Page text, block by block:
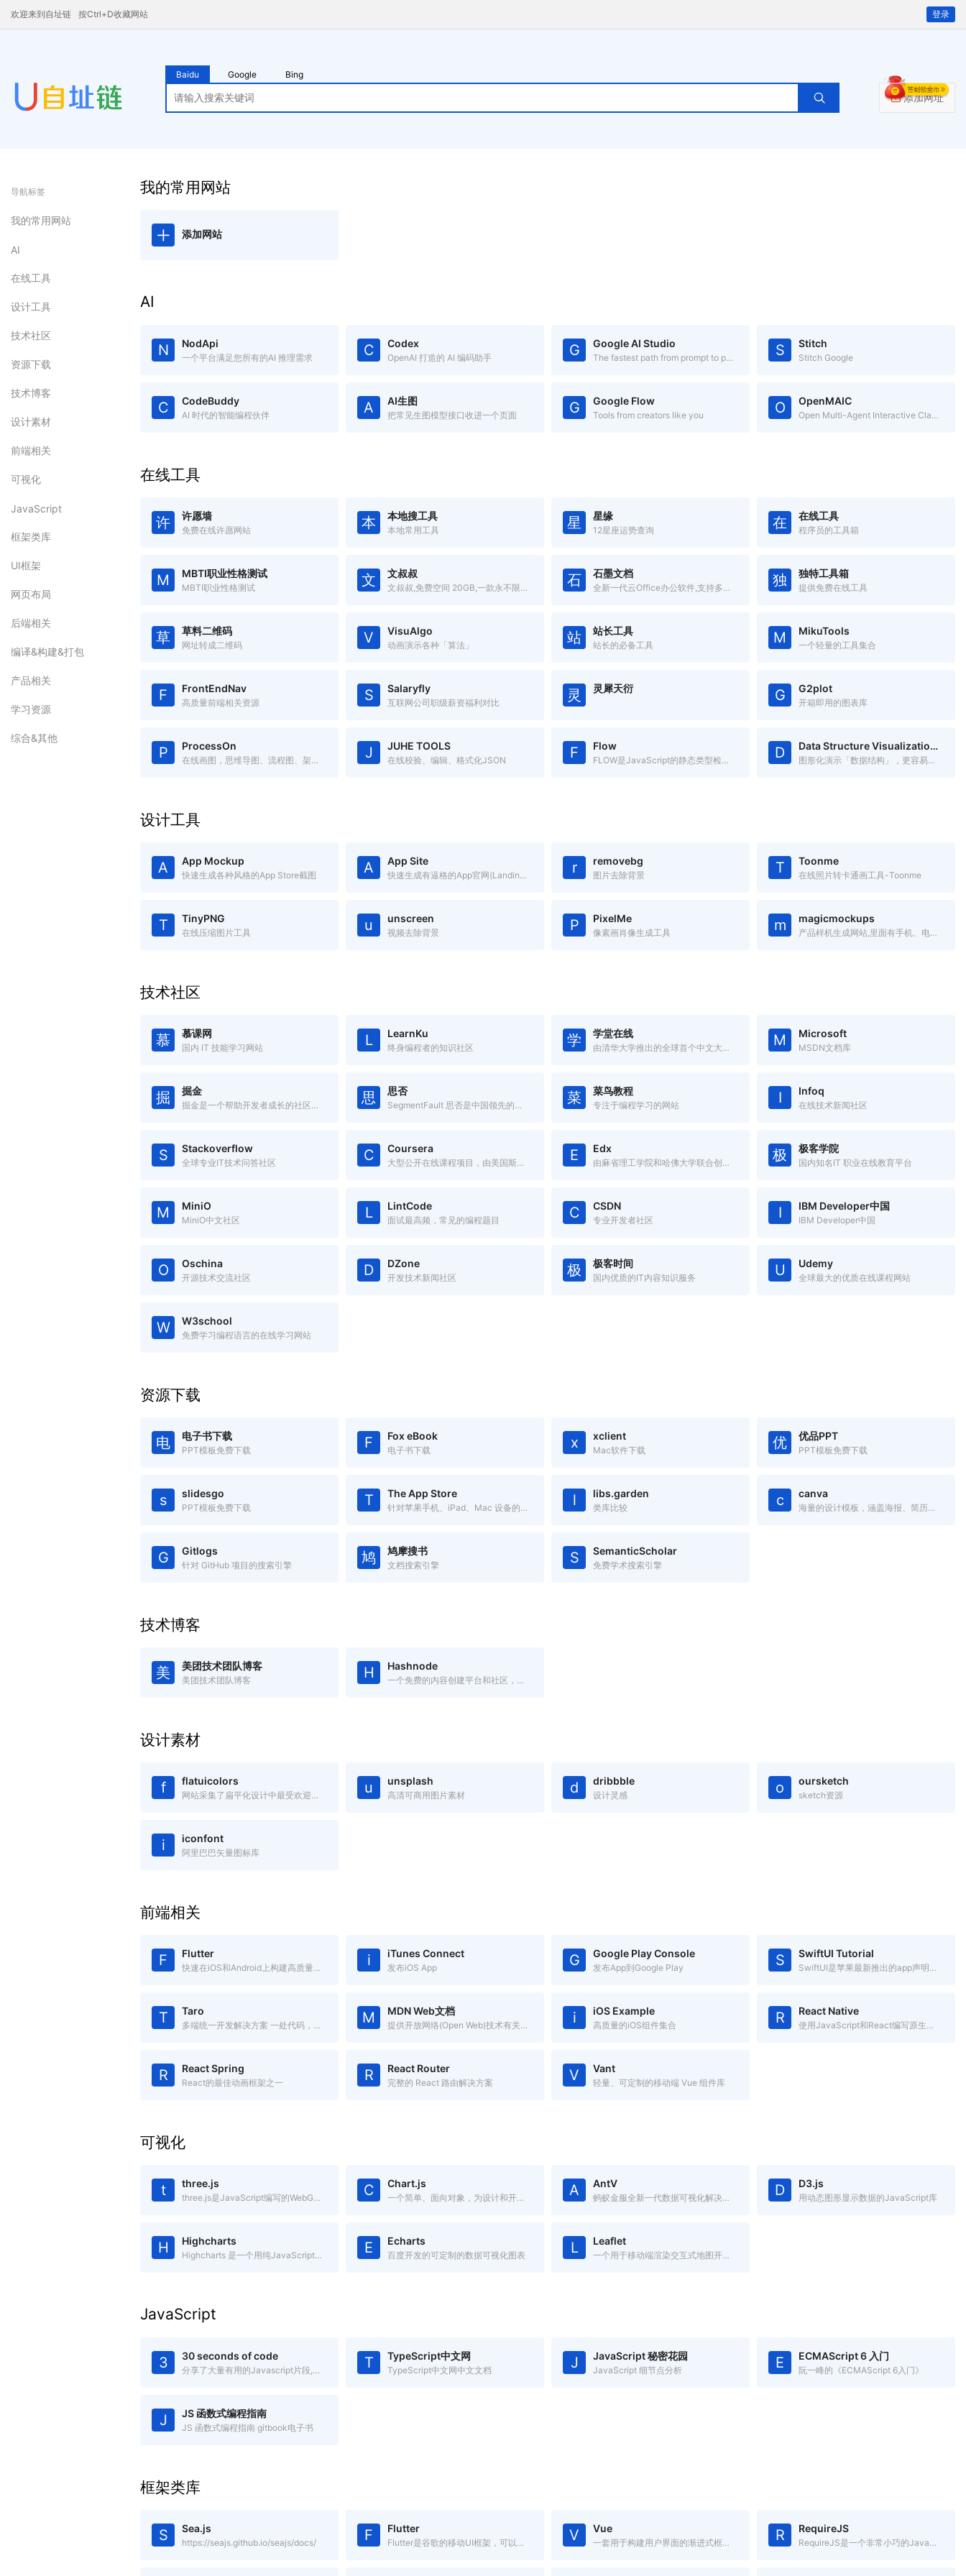
欢迎来到自址链 按Ctrl+D收藏网站 登录
Baidu Google Bing
添加网址
导航标签
我的常用网站
AI
在线工具
设计工具
技术社区
资源下载
技术博客
设计素材
前端相关
可视化
JavaScript
框架类库
UI框架
网页布局
后端相关
编译&构建&打包
产品相关
学习资源
综合&其他
我的常用网站
添加网站
AI
N NodApi
一个平台满足您所有的AI 推理需求 C Codex
OpenAI 打造的 AI 编码助手 G Google AI Studio
The fastest path from prompt to production with Gemini S Stitch
Stitch Google
C CodeBuddy
AI 时代的智能编程伙伴 A AI生图
把常见生图模型接口收进一个页面 G Google Flow
Tools from creators like you O OpenMAIC
Open Multi-Agent Interactive Classroom
在线工具
许 许愿墙
免费在线许愿网站 本 本地搜工具
本地常用工具 星 星缘
12星座运势查询 在 在线工具
程序员的工具箱
M MBTI职业性格测试
MBTI职业性格测试 文 文叔叔
文叔叔,免费空间 20GB,一款永不限速的云存储产品。传文件、收文件、网盘,还支持历史记录等高级功能。 石 石墨文档
全新一代云Office办公软件,支持多人在线协同办公 独 独特工具箱
提供免费在线工具
草 草料二维码
网址转成二维码 V VisuAlgo
动画演示各种「算法」 站 站长工具
站长的必备工具 M MikuTools
一个轻量的工具集合
F FrontEndNav
高质量前端相关资源 S Salaryfly
互联网公司职级薪资福利对比 灵 灵犀天衍 G G2plot
开箱即用的图表库
P ProcessOn
在线画图，思维导图、流程图、架构图等 J JUHE TOOLS
在线校验、编辑、格式化JSON F Flow
FLOW是JavaScript的静态类型检查器 D Data Structure Visualizations
图形化演示「数据结构」，更容易理解数据结构。
设计工具
A App Mockup
快速生成各种风格的App Store截图 A App Site
快速生成有逼格的App官网(Landing Page) r removebg
图片去除背景 T Toonme
在线照片转卡通画工具-Toonme
T TinyPNG
在线压缩图片工具 u unscreen
视频去除背景 P PixelMe
像素画肖像生成工具 m magicmockups
产品样机生成网站,里面有手机、电脑、平板等产品的样机图,只需要添加图片,就可以将图片嵌入到样机中
技术社区
慕 慕课网
国内 IT 技能学习网站 L LearnKu
终身编程者的知识社区 学 学堂在线
由清华大学推出的全球首个中文大规模开放在线课堂平台。 M Microsoft
MSDN文档库
掘 掘金
掘金是一个帮助开发者成长的社区，是一个面向互联网技术人的内容分享平台。 思 思否
SegmentFault 思否是中国领先的开发者技术社区 菜 菜鸟教程
专注于编程学习的网站 I Infoq
在线技术新闻社区
S Stackoverflow
全球专业IT技术问答社区 C Coursera
大型公开在线课程项目，由美国斯坦福大学两名计算机科学教授创办。 E Edx
由麻省理工学院和哈佛大学联合创办的大规模开放在线课堂平台。 极 极客学院
国内知名IT 职业在线教育平台
M MiniO
MiniO中文社区 L LintCode
面试最高频，常见的编程题目 C CSDN
专业开发者社区 I IBM Developer中国
IBM Developer中国
O Oschina
开源技术交流社区 D DZone
开发技术新闻社区 极 极客时间
国内优质的IT内容知识服务 U Udemy
全球最大的优质在线课程网站
W W3school
免费学习编程语言的在线学习网站
资源下载
电 电子书下载
PPT模板免费下载 F Fox eBook
电子书下载 x xclient
Mac软件下载 优 优品PPT
PPT模板免费下载
s slidesgo
PPT模板免费下载 T The App Store
针对苹果手机、iPad、Mac 设备的应用搜索工具 l libs.garden
类库比较 c canva
海量的设计模板，涵盖海报、简历、名片、邀请函、Logo、PPT模板
G Gitlogs
针对 GitHub 项目的搜索引擎 鸠 鸠摩搜书
文档搜索引擎 S SemanticScholar
免费学术搜索引擎
技术博客
美 美团技术团队博客
美团技术团队博客 H Hashnode
一个免费的内容创建平台和社区，你可以在自己的域中发布文章
设计素材
f flatuicolors
网站采集了扁平化设计中最受欢迎的色彩，绝对是您进行扁平设计的必备工具，可以吸取复制任何你看中的色彩。 u unsplash
高清可商用图片素材 d dribbble
设计灵感 o oursketch
sketch资源
i iconfont
阿里巴巴矢量图标库
前端相关
F Flutter
快速在iOS和Android上构建高质量的原生用户界面 i iTunes Connect
发布iOS App G Google Play Console
发布App到Google Play S SwiftUI Tutorial
SwiftUI是苹果最新推出的app声明式开发框架，跨Apple平台
T Taro
多端统一开发解决方案 一处代码，多处运行 M MDN Web文档
提供开放网络(Open Web)技术有关的信息 i iOS Example
高质量的iOS组件集合 R React Native
使用JavaScript和React编写原生移动应用
R React Spring
React的最佳动画框架之一 R React Router
完整的 React 路由解决方案 V Vant
轻量、可定制的移动端 Vue 组件库
可视化
t three.js
three.js是JavaScript编写的WebGL第三方库。提供了非常多的3D显示功能 C Chart.js
一个简单、面向对象，为设计和开发者准备的图表绘制工具库 A AntV
蚂蚁金服全新一代数据可视化解决方案，致力于提供一套简单方便、专业可靠、无限可能的数据可视化最佳实践。 D D3.js
用动态图形显示数据的JavaScript库
H Highcharts
Highcharts 是一个用纯JavaScript编写的一个图表库，兼容IE6+ E Echarts
百度开发的可定制的数据可视化图表 L Leaflet
一个用于移动端渲染交互式地图开源JavaScript库
JavaScript
3 30 seconds of code
分享了大量有用的Javascript片段,你可以在30秒或更少时间中理解 T TypeScript中文网
TypeScript中文网中文文档 J JavaScript 秘密花园
JavaScript 细节点分析 E ECMAScript 6 入门
阮一峰的《ECMAScript 6入门》
J JS 函数式编程指南
JS 函数式编程指南 gitbook电子书
框架类库
S Sea.js
https://seajs.github.io/seajs/docs/ F Flutter
Flutter是谷歌的移动UI框架，可以快速在iOS和Android上构建高质量的原生用户界面。 V Vue
一套用于构建用户界面的渐进式框架.简单却不失优雅,小巧而不乏大匠 R RequireJS
RequireJS是一个非常小巧的JavaScript模块载入框架,是AMD规范最好的实现者之一